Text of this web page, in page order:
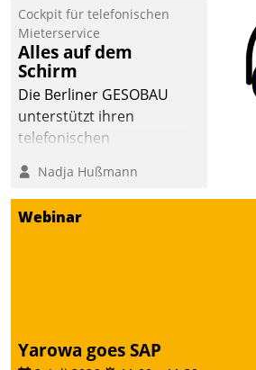
Cockpit für telefonischen
Mieterservice
Alles auf dem
Schirm
Die Berliner GESOBAU
unterstützt ihren
telefonischen
digitalen Cockpit, das
situationsbezogen
passende Fragen und
Mietenden zügiger und
Nadja Hußmann
Webinar
Yarowa goes SAP